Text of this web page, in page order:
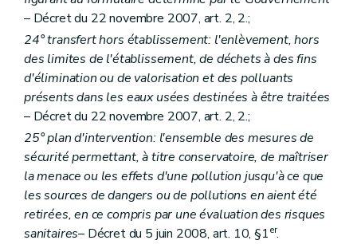
– Décret du 22 novembre 2007, art. 2, 2.;
24° transfert hors établissement: l'enlèvement, hors
des limites de l'établissement, de déchets à des fins
d'élimination ou de valorisation et des polluants
présents dans les eaux usées destinées à être traitées
– Décret du 22 novembre 2007, art. 2, 2.;
25° plan d'intervention: l'ensemble des mesures de
sécurité permettant, à titre conservatoire, de maîtriser
la menace ou les effets d'une pollution jusqu'à ce que
les sources de dangers ou de pollutions en aient été
retirées, en ce compris par une évaluation des risques
sanitaires– Décret du 5 juin 2008, art. 10, §1er.